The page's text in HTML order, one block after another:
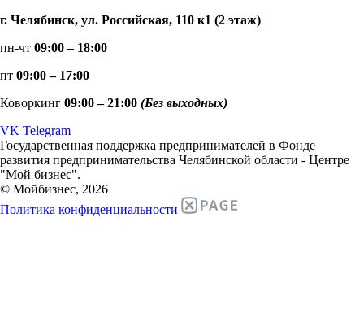
г. Челябинск, ул. Российская, 110 к1 (2 этаж)
пн-чт 09:00 – 18:00
пт 09:00 – 17:00
Коворкинг 09:00 – 21:00 (Без выходных)
VK Telegram
Государственная поддержка предпринимателей в Фонде
развития предпринимательства Челябинской области - Центре
"Мой бизнес".
© Мойбизнес, 2026
Политика конфиденциальности